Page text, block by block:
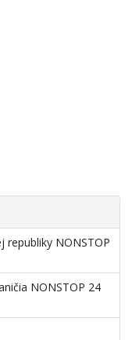
republiky NONSTOP
NONSTOP 24